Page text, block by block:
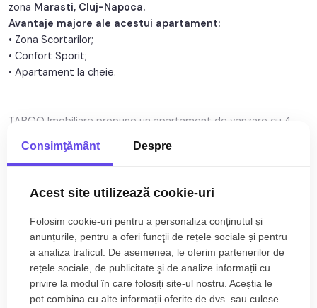
Structura:
Orientare:
zona Marasti, Cluj-Napoca.
Avantaje majore ale acestui apartament:
• Zona Scortarilor;
• Confort Sporit;
• Apartament la cheie.
TABOO Imobiliare propune un apartament de vanzare cu 4
Marasti, aflat la etajul 3 intr -un imobil tip bloc cu regim de
inaltime pe Parter + 4 Etaje; anul constructiei 1987, structura
caramida. Suprafata utila de 99 mp + 2 balcoane de 3 mp
Apartamentul este structurat astfel:
• Hol;
• Bucatarie;
• 2 Bai;
• Living cu balcon;
Citește mai mult
Canalizare
Gaz
CATV
Telefon
Acces internet
Fibra optica
Consimţământ Despre
Acest site utilizează cookie-uri
Folosim cookie-uri pentru a personaliza conținutul și
anunțurile, pentru a oferi funcţii de rețele sociale și pentru
a analiza traficul. De asemenea, le oferim partenerilor de
rețele sociale, de publicitate şi de analize informații cu
privire la modul în care folosiți site-ul nostru. Aceștia le
pot combina cu alte informații oferite de dvs. sau culese